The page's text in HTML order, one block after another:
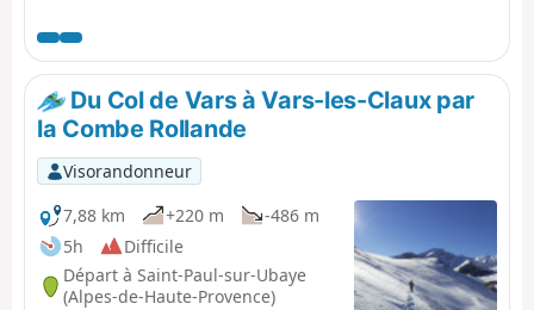
de Pra Gela et le Col de Vars. Ensuite, nouvelle montée
côté Ouest à la Cabane de l'Écuelle et redescente sur
Vars les Claux.
Du Col de Vars à Vars-les-Claux par
la Combe Rollande
Visorandonneur
7,88 km
+220 m
-486 m
5h
Difficile
Départ à Saint-Paul-sur-Ubaye
(Alpes-de-Haute-Provence)